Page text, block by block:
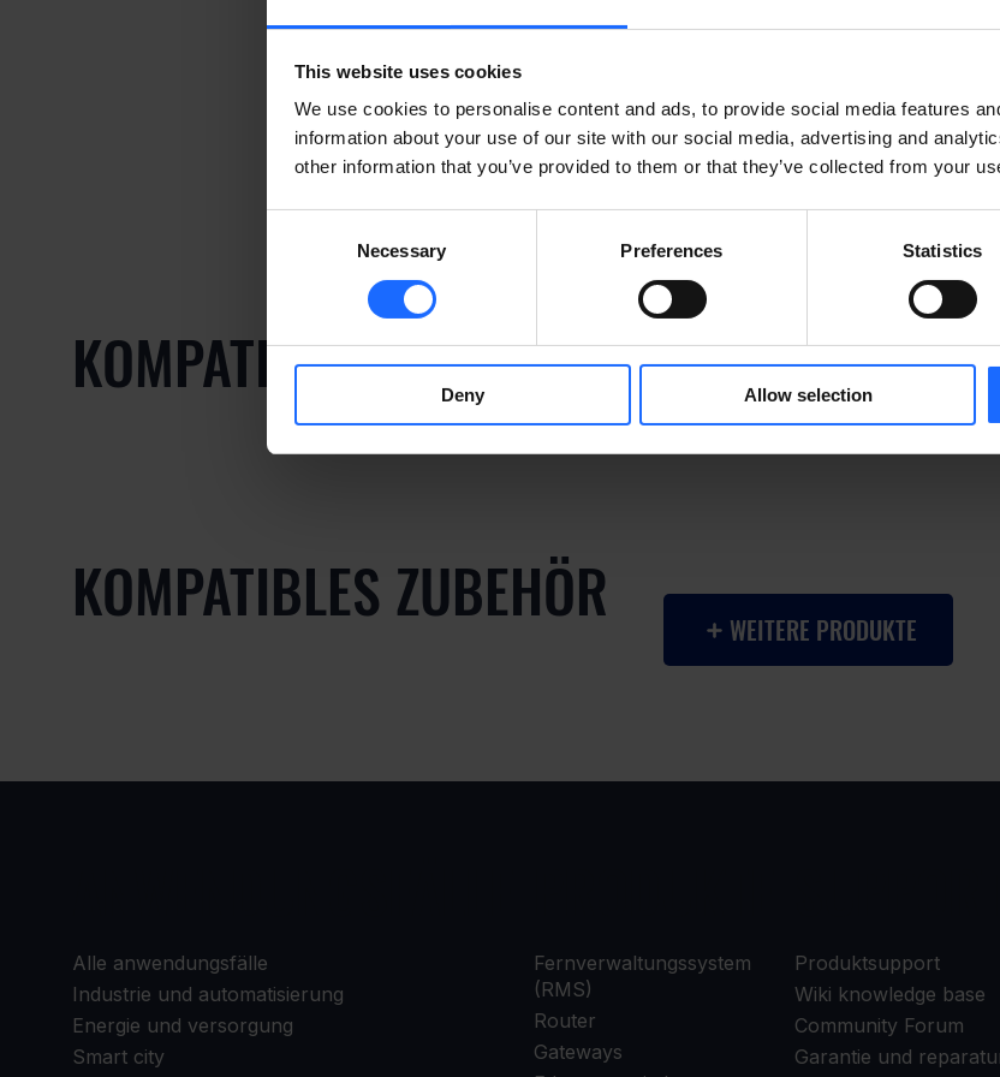
This website uses cookies
We use cookies to personalise content and ads, to provide social media features
information about your use of our site with our social media, advertising and
other information that you’ve provided to them or that they’ve collected from your
Necessary Preferences Statistics
Deny Allow selection
KOMPATIBLE PRODUKTE WEITERE PRODUKTE
KOMPATIBLES ZUBEHÖR WEITERE PRODUKTE
Alle anwendungsfälle
Industrie und automatisierung
Energie und versorgung
Smart city
Fernverwaltungssystem
(RMS)
Router
Gateways
Produktsupport
Wiki knowledge base
Community Forum
Garantie und